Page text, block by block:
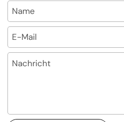
Name
E-Mail
Nachricht